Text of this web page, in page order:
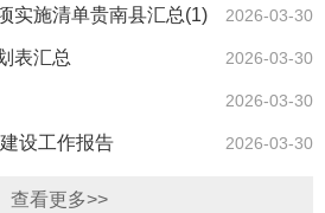
2026-03-30
实施清单贵南县汇总(1)
2026-03-30
表汇总
2026-03-30
2026-03-30
设工作报告
查看更多>>